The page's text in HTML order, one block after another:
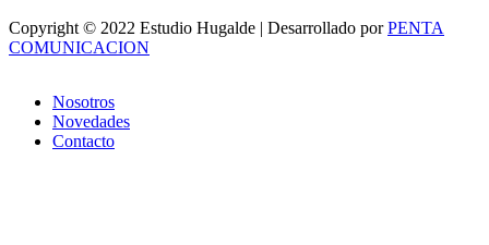
Copyright © 2022 Estudio Hugalde | Desarrollado porPENTA
COMUNICACION
Nosotros
Novedades
Contacto